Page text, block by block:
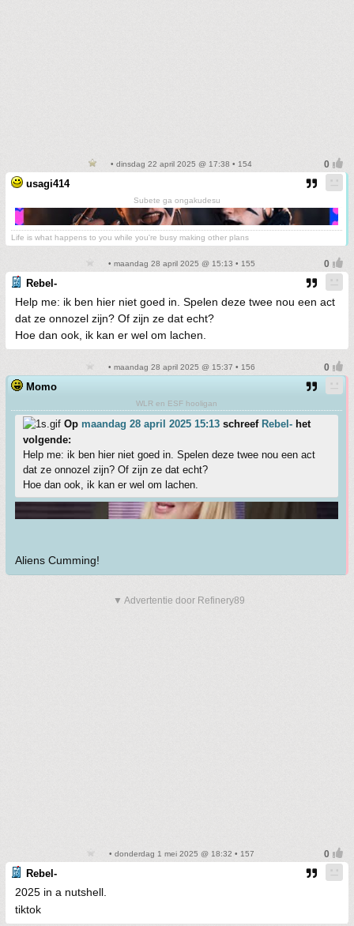
• dinsdag 22 april 2025 @ 17:38 • 154
usagi414
Subete ga ongakudesu
Life is what happens to you while you're busy making other plans
• maandag 28 april 2025 @ 15:13 • 155
Rebel-
Help me: ik ben hier niet goed in. Spelen deze twee nou een act
dat ze onnozel zijn? Of zijn ze dat echt?
Hoe dan ook, ik kan er wel om lachen.
• maandag 28 april 2025 @ 15:37 • 156
Momo
WLR en ESF hooligan
Op maandag 28 april 2025 15:13 schreef Rebel- het
volgende:
Help me: ik ben hier niet goed in. Spelen deze twee nou een act
dat ze onnozel zijn? Of zijn ze dat echt?
Hoe dan ook, ik kan er wel om lachen.
Aliens Cumming!
▼ Advertentie door Refinery89
• donderdag 1 mei 2025 @ 18:32 • 157
Rebel-
2025 in a nutshell.
tiktok